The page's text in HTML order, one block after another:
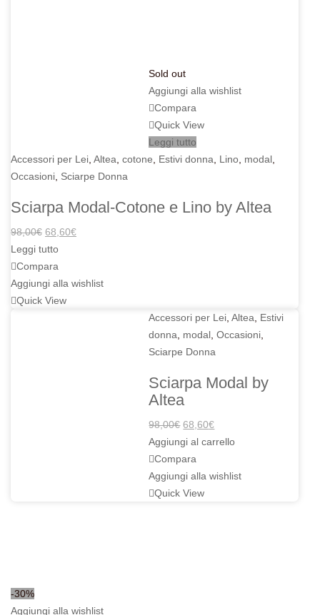
Sold out
Aggiungi alla wishlist
Compara
Quick View
Leggi tutto
Accessori per Lei Altea cotone Estivi donna Lino modal
Occasioni Sciarpe Donna
Sciarpa Modal-Cotone e Lino by Altea
98,00€ Il
prezzo
originale
era:
98,00€.
68,60€Il
è:
Leggi tutto
Compara
Aggiungi alla wishlist
Quick View
-30%
Aggiungi alla wishlist
Accessori per Lei ,Altea
Estivi
donna
modal ,Occasioni
Sciarpe Donna
Sciarpa Modal by
Altea
98,00€ Il
prezzo
originale
era:
98,00€.
68,60€Il
prezzo
è:
Aggiungi al carrello
Compara
Aggiungi alla wishlist
Quick View